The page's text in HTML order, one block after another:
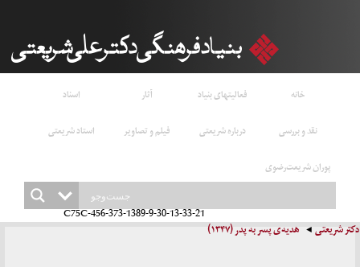
خانه فعالیتهای بنیاد آثار
اسناد
نقد و بررسی
درباره شریعتی فیلم و تصاویر
استاد شریعتی
پوران شریعت‌رضوی
دکتر شریعتی هدیه‌ی پسر به پدر (۱۳۴۷)
456-373-1389-9-30-13-33-21-C75C